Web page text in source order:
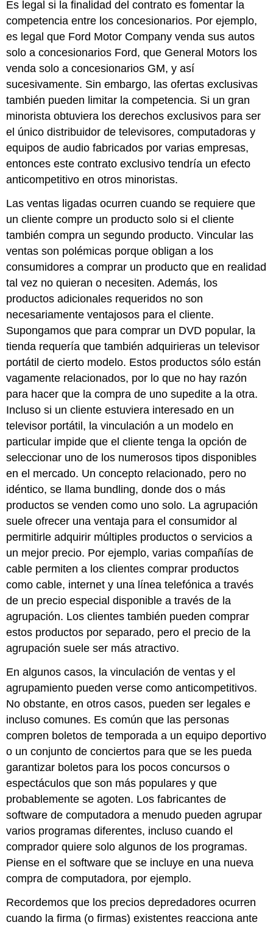
Es legal si la finalidad del contrato es fomentar la
competencia entre los concesionarios. Por ejemplo,
es legal que Ford Motor Company venda sus autos
solo a concesionarios Ford, que General Motors los
venda solo a concesionarios GM, y así
sucesivamente. Sin embargo, las ofertas exclusivas
también pueden limitar la competencia. Si un gran
minorista obtuviera los derechos exclusivos para ser
el único distribuidor de televisores, computadoras y
equipos de audio fabricados por varias empresas,
entonces este contrato exclusivo tendría un efecto
anticompetitivo en otros minoristas.
Las ventas ligadas ocurren cuando se requiere que
un cliente compre un producto solo si el cliente
también compra un segundo producto. Vincular las
ventas son polémicas porque obligan a los
consumidores a comprar un producto que en realidad
tal vez no quieran o necesiten. Además, los
productos adicionales requeridos no son
necesariamente ventajosos para el cliente.
Supongamos que para comprar un DVD popular, la
tienda requería que también adquirieras un televisor
portátil de cierto modelo. Estos productos sólo están
vagamente relacionados, por lo que no hay razón
para hacer que la compra de uno supedite a la otra.
Incluso si un cliente estuviera interesado en un
televisor portátil, la vinculación a un modelo en
particular impide que el cliente tenga la opción de
seleccionar uno de los numerosos tipos disponibles
en el mercado. Un concepto relacionado, pero no
idéntico, se llama bundling, donde dos o más
productos se venden como uno solo. La agrupación
suele ofrecer una ventaja para el consumidor al
permitirle adquirir múltiples productos o servicios a
un mejor precio. Por ejemplo, varias compañías de
cable permiten a los clientes comprar productos
como cable, internet y una línea telefónica a través
de un precio especial disponible a través de la
agrupación. Los clientes también pueden comprar
estos productos por separado, pero el precio de la
agrupación suele ser más atractivo.
En algunos casos, la vinculación de ventas y el
agrupamiento pueden verse como anticompetitivos.
No obstante, en otros casos, pueden ser legales e
incluso comunes. Es común que las personas
compren boletos de temporada a un equipo deportivo
o un conjunto de conciertos para que se les pueda
garantizar boletos para los pocos concursos o
espectáculos que son más populares y que
probablemente se agoten. Los fabricantes de
software de computadora a menudo pueden agrupar
varios programas diferentes, incluso cuando el
comprador quiere solo algunos de los programas.
Piense en el software que se incluye en una nueva
compra de computadora, por ejemplo.
Recordemos que los precios depredadores ocurren
cuando la firma (o firmas) existentes reacciona ante